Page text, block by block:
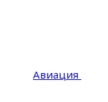
Авиация